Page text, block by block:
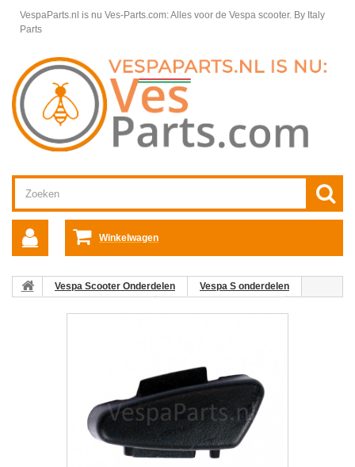
VespaParts.nl is nu Ves-Parts.com: Alles voor de Vespa scooter. By Italy
Parts
Winkelwagen
Vespa Scooter Onderdelen
Vespa S onderdelen